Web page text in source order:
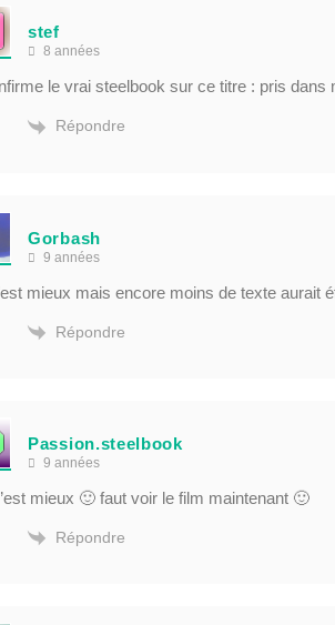
stef
8 années
le vrai steelbook sur ce titre : pris
Répondre
Gorbash
9 années
mieux mais encore moins de texte aurait
Répondre
Passion.steelbook
9 années
mieux 🙂 faut voir le film maintenant 🙂
Répondre